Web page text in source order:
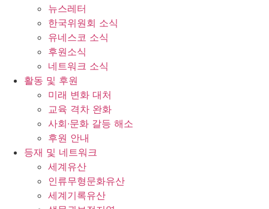
뉴스레터
한국위원회 소식
유네스코 소식
후원소식
네트워크 소식
활동 및 후원
미래 변화 대처
교육 격차 완화
사회∙문화 갈등 해소
후원 안내
등재 및 네트워크
세계유산
인류무형문화유산
세계기록유산